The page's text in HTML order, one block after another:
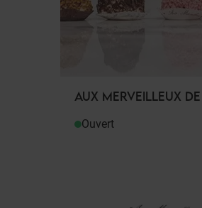
AUX MERVEILLEUX
Ouvert